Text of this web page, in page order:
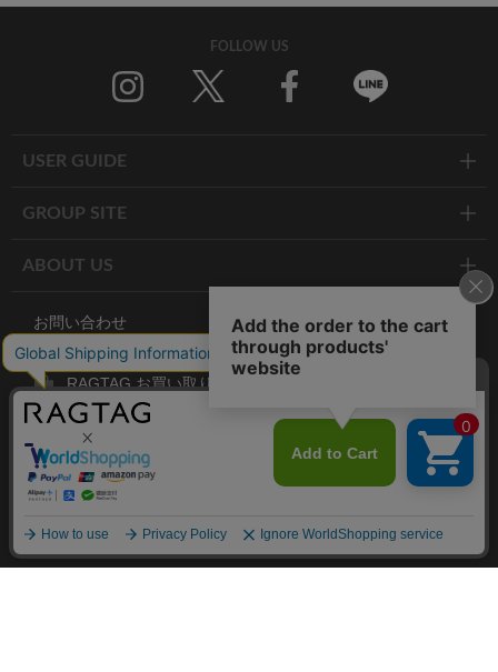
FOLLOW US
USER GUIDE
GROUP SITE
ABOUT US
お問い合わせ
RAGTAG お買い取りサイト
RAGTAG 公式アプリ
RAGTAG MEMBER'S CARD
RAGTAG MAGAZINE
RAGTAG Global